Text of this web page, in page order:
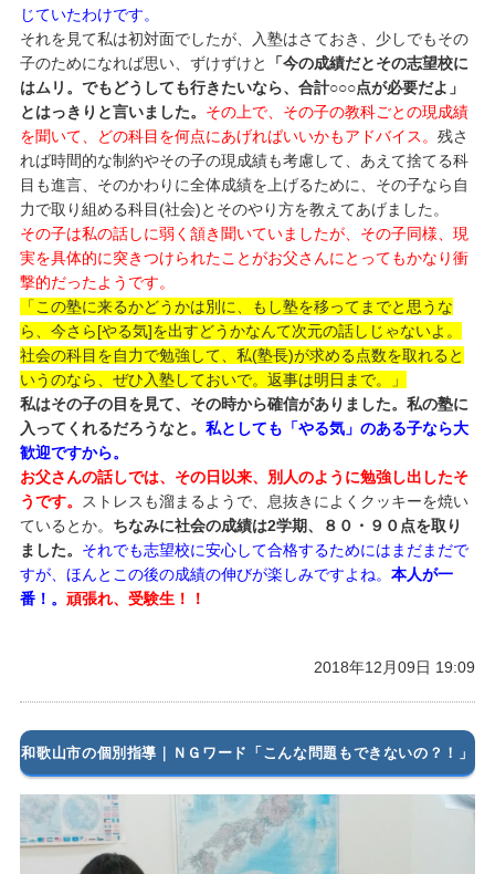
じていたわけです。
それを見て私は初対面でしたが、入塾はさておき、少しでもその
子のためになれば思い、ずけずけと
「今の成績だとその志望校に
はムリ。でもどうしても行きたいなら、合計○○○点が必要だよ」
とはっきりと言いました。 その上で、その子の教科ごとの現成績
を聞いて、どの科目を何点にあげればいいかもアドバイス。 残さ
れば時間的な制約やその子の現成績も考慮して、あえて捨てる科
目も進言、そのかわりに全体成績を上げるために、その子なら自
力で取り組める科目(社会)とそのやり方を教えてあげました。
その子は私の話しに弱く頷き聞いていましたが、その子同様、現
実を具体的に突きつけられたことがお父さんにとってもかなり衝
撃的だったようです。
「この塾に来るかどうかは別に、もし塾を移ってまでと思うな
ら、今さら[やる気]を出すどうかなんて次元の話しじゃないよ。
社会の科目を自力で勉強して、私(塾長)が求める点数を取れると
いうのなら、ぜひ入塾しておいで。返事は明日まで。」
私はその子の目を見て、その時から確信がありました。私の塾に
入ってくれるだろうなと。 私としても「やる気」のある子なら大
歓迎ですから。
お父さんの話しでは、その日以来、別人のように勉強し出したそ
うです。
ストレスも溜まるようで、息抜きによくクッキーを焼い
ているとか。 ちなみに社会の成績は2学期、８０・９０点を取り
ました。 それでも志望校に安心して合格するためにはまだまだで
すが、ほんとこの後の成績の伸びが楽しみですよね。 本人が一
番！。 頑張れ、受験生！！
2018年12月09日 19:09
和歌山市の個別指導｜ＮＧワード「こんな問題もできないの？！」